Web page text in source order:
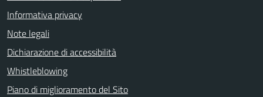
Informativa privacy
Note legali
Dichiarazione di accessibilità
Whistleblowing
Piano di miglioramento del Sito